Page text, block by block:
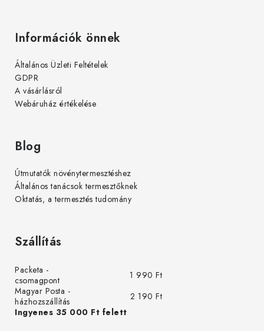
Információk önnek
Általános Üzleti Feltételek
GDPR
A vásárlásról
Webáruház értékelése
Blog
Útmutatók növénytermesztéshez
Általános tanácsok termesztőknek
Oktatás, a termesztés tudomány
Szállítás
Packeta -
csomagpont
1 990 Ft
Magyar Posta -
házhozszállítás
2 190 Ft
Ingyenes 35 000 Ft felett